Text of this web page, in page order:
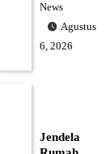
News
Agustus
6, 2026
Jendela